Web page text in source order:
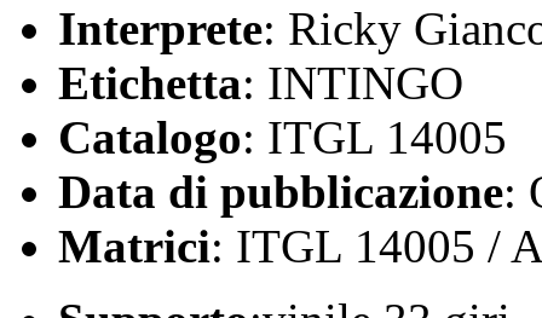
Interprete: Ricky
Etichetta: INTINGO
Catalogo: ITGL 14005
Data di pubblicazione:
Matrici: ITGL 14005 /